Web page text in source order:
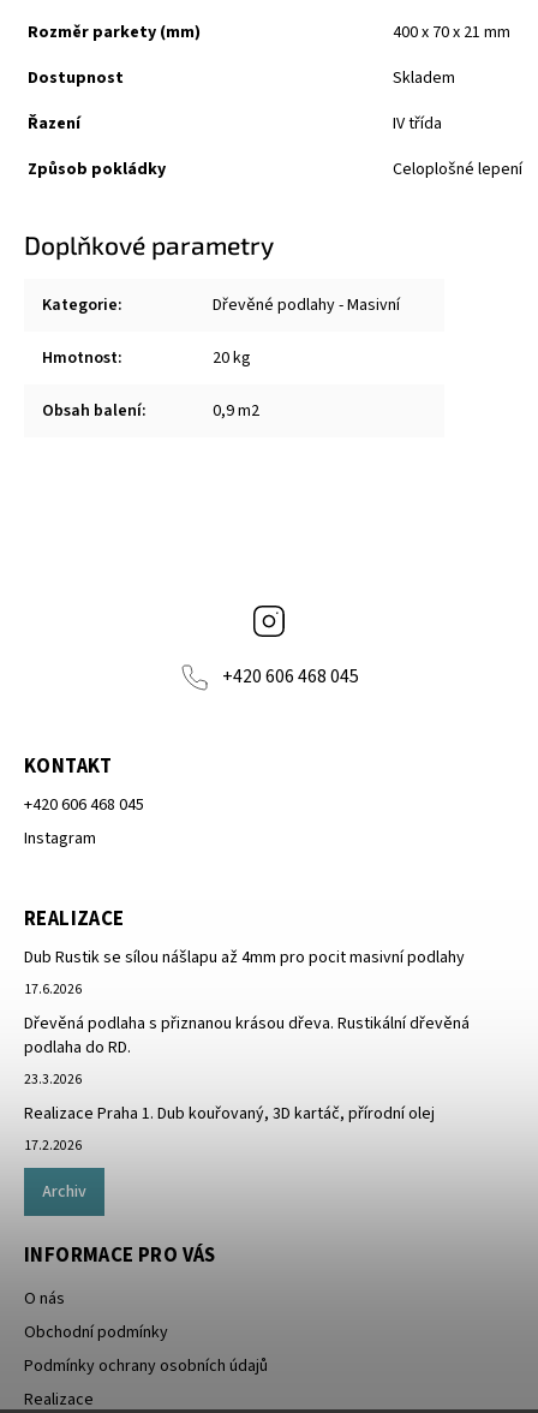
Rozměr parkety (mm)
400 x 70 x 21 mm
Dostupnost
Skladem
Řazení
IV třída
Způsob pokládky
Celoplošné lepení
Doplňkové parametry
Kategorie: Dřevěné podlahy - Masivní
Hmotnost: 20 kg
Obsah balení: 0,9 m2
+420 606 468 045
KONTAKT
+420 606 468 045
Instagram
REALIZACE
Dub Rustik se sílou nášlapu až 4mm pro pocit masivní podlahy
17.6.2026
Dřevěná podlaha s přiznanou krásou dřeva. Rustikální dřevěná
podlaha do RD.
23.3.2026
Realizace Praha 1. Dub kouřovaný, 3D kartáč, přírodní olej
17.2.2026
Archiv
INFORMACE PRO VÁS
O nás
Obchodní podmínky
Podmínky ochrany osobních údajů
Realizace